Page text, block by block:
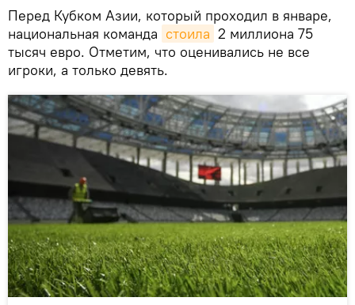
Перед Кубком Азии, который проходил в январе,
национальная команда стоила 2 миллиона 75
тысяч евро. Отметим, что оценивались не все
игроки, а только девять.